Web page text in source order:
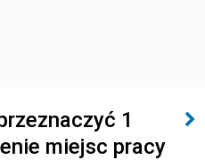
1
miejsc pracy